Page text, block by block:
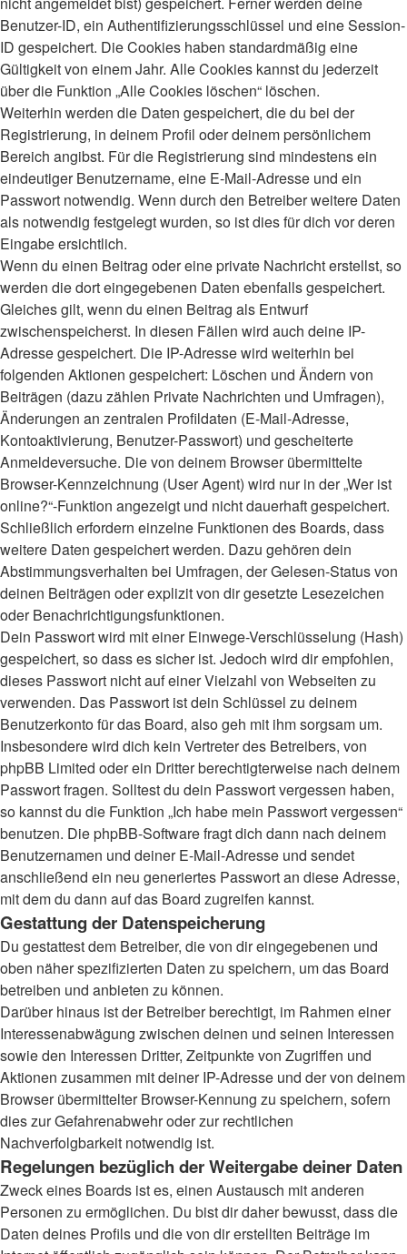
Benutzer-ID, ein Authentifizierungsschlüssel und eine Session-
ID gespeichert. Die Cookies haben standardmäßig eine
Gültigkeit von einem Jahr. Alle Cookies kannst du jederzeit
über die Funktion „Alle Cookies löschen“ löschen.
Weiterhin werden die Daten gespeichert, die du bei der
Registrierung, in deinem Profil oder deinem persönlichem
Bereich angibst. Für die Registrierung sind mindestens ein
eindeutiger Benutzername, eine E-Mail-Adresse und ein
Passwort notwendig. Wenn durch den Betreiber weitere Daten
als notwendig festgelegt wurden, so ist dies für dich vor deren
Eingabe ersichtlich.
Wenn du einen Beitrag oder eine private Nachricht erstellst, so
werden die dort eingegebenen Daten ebenfalls gespeichert.
Gleiches gilt, wenn du einen Beitrag als Entwurf
zwischenspeicherst. In diesen Fällen wird auch deine IP-
Adresse gespeichert. Die IP-Adresse wird weiterhin bei
folgenden Aktionen gespeichert: Löschen und Ändern von
Beiträgen (dazu zählen Private Nachrichten und Umfragen),
Änderungen an zentralen Profildaten (E-Mail-Adresse,
Kontoaktivierung, Benutzer-Passwort) und gescheiterte
Anmeldeversuche. Die von deinem Browser übermittelte
Browser-Kennzeichnung (User Agent) wird nur in der „Wer ist
online?“-Funktion angezeigt und nicht dauerhaft gespeichert.
Schließlich erfordern einzelne Funktionen des Boards, dass
weitere Daten gespeichert werden. Dazu gehören dein
Abstimmungsverhalten bei Umfragen, der Gelesen-Status von
deinen Beiträgen oder explizit von dir gesetzte Lesezeichen
oder Benachrichtigungsfunktionen.
Dein Passwort wird mit einer Einwege-Verschlüsselung (Hash)
gespeichert, so dass es sicher ist. Jedoch wird dir empfohlen,
dieses Passwort nicht auf einer Vielzahl von Webseiten zu
verwenden. Das Passwort ist dein Schlüssel zu deinem
Benutzerkonto für das Board, also geh mit ihm sorgsam um.
Insbesondere wird dich kein Vertreter des Betreibers, von
phpBB Limited oder ein Dritter berechtigterweise nach deinem
Passwort fragen. Solltest du dein Passwort vergessen haben,
so kannst du die Funktion „Ich habe mein Passwort vergessen“
benutzen. Die phpBB-Software fragt dich dann nach deinem
Benutzernamen und deiner E-Mail-Adresse und sendet
anschließend ein neu generiertes Passwort an diese Adresse,
mit dem du dann auf das Board zugreifen kannst.
Gestattung der Datenspeicherung
Du gestattest dem Betreiber, die von dir eingegebenen und
oben näher spezifizierten Daten zu speichern, um das Board
betreiben und anbieten zu können.
Darüber hinaus ist der Betreiber berechtigt, im Rahmen einer
Interessenabwägung zwischen deinen und seinen Interessen
sowie den Interessen Dritter, Zeitpunkte von Zugriffen und
Aktionen zusammen mit deiner IP-Adresse und der von deinem
Browser übermittelter Browser-Kennung zu speichern, sofern
dies zur Gefahrenabwehr oder zur rechtlichen
Nachverfolgbarkeit notwendig ist.
Regelungen bezüglich der Weitergabe deiner Daten
Zweck eines Boards ist es, einen Austausch mit anderen
Personen zu ermöglichen. Du bist dir daher bewusst, dass die
Daten deines Profils und die von dir erstellten Beiträge im